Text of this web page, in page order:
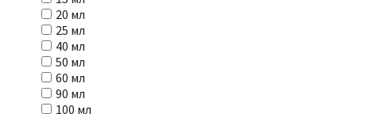
20 мл
25 мл
40 мл
50 мл
60 мл
90 мл
100 мл